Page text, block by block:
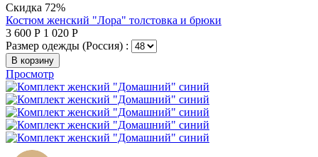
Скидка 72%
Костюм женский "Лора" толстовка и брюки
3 600 Р 1 020 Р
Размер одежды (Россия) :
В корзину
Просмотр